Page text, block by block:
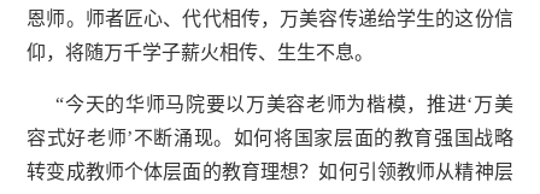
恩师。师者匠心、代代相传，万美容传递给学生的这份信
仰，将随万千学子薪火相传、生生不息。
“今天的华师马院要以万美容老师为楷模，推进‘万美
容式好老师’不断涌现。如何将国家层面的教育强国战略
转变成教师个体层面的教育理想？如何引领教师从精神层